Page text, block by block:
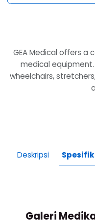
GEA Medical offers a
medical
wheelchairs,
Deskripsi
Galeri